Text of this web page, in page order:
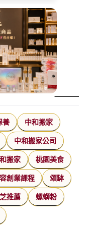
養 中和搬家
中和搬家公司
搬家 桃園美食
創業課程 頌缽
推薦 螺螄粉